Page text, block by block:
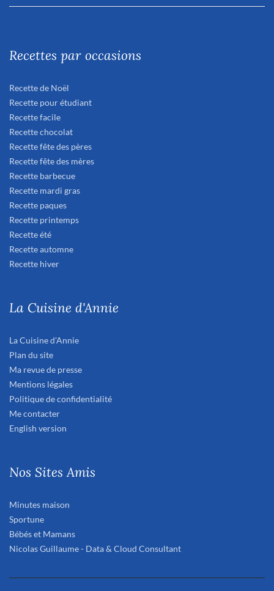
Recettes par occasions
Recette de Noël
Recette pour étudiant
Recette facile
Recette chocolat
Recette fête des pères
Recette fête des mères
Recette barbecue
Recette mardi gras
Recette paques
Recette printemps
Recette été
Recette automne
Recette hiver
La Cuisine d'Annie
La Cuisine d'Annie
Plan du site
Ma revue de presse
Mentions légales
Politique de confidentialité
Me contacter
English version
Nos Sites Amis
Minutes maison
Sportune
Bébés et Mamans
Nicolas Guillaume - Data & Cloud Consultant